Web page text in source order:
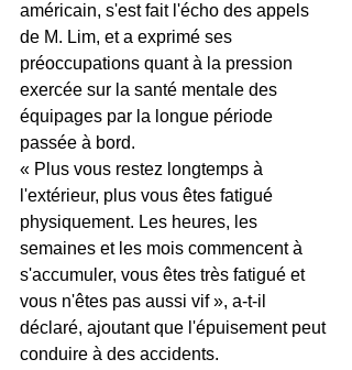
américain, s'est fait l'écho des appels
de M. Lim, et a exprimé ses
préoccupations quant à la pression
exercée sur la santé mentale des
équipages par la longue période
passée à bord.
« Plus vous restez longtemps à
l'extérieur, plus vous êtes fatigué
physiquement. Les heures, les
semaines et les mois commencent à
s'accumuler, vous êtes très fatigué et
vous n'êtes pas aussi vif », a-t-il
déclaré, ajoutant que l'épuisement peut
conduire à des accidents.